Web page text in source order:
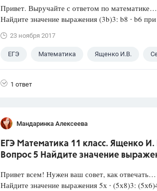
Привет. Выручайте с ответом по математике…
Найдите значение выражения (3b)3: b8 ∙ b6
23 ноября 2017
ЕГЭ Математика Ященко И.В.
1 ответ
Мандаринка Алексеева
ЕГЭ Математика 11 класс. Ященко
Вопрос 5 Найдите значение
Привет всем! Нужен ваш совет, как отвечать…
Найдите значение выражения 5х ∙ (5х8)3: